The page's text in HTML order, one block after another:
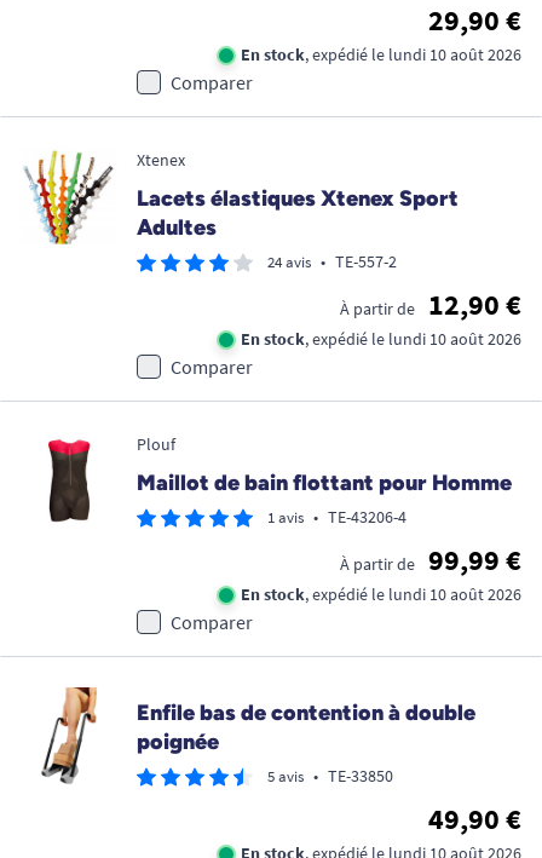
29,90 €
En stock, expédié le lundi 10 août 2026
Comparer
Xtenex
Lacets élastiques Xtenex Sport
Adultes
24 avis • TE-557-2
À partir de 12,90 €
En stock, expédié le lundi 10 août 2026
Comparer
Plouf
Maillot de bain flottant pour Homme
1 avis • TE-43206-4
À partir de 99,99 €
En stock, expédié le lundi 10 août 2026
Comparer
Enfile bas de contention à double
poignée
5 avis • TE-33850
49,90 €
En stock, expédié le lundi 10 août 2026